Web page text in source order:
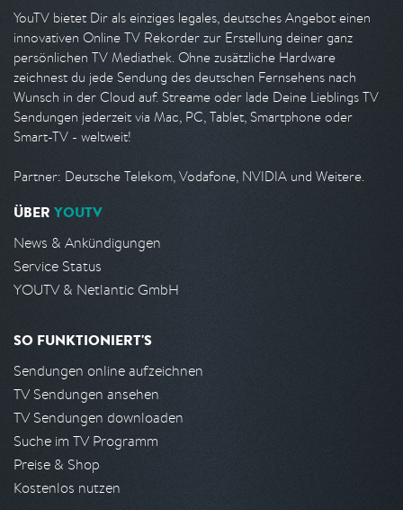
YouTV bietet Dir als einziges legales, deutsches Angebot einen
innovativen Online TV Rekorder zur Erstellung deiner ganz
persönlichen TV Mediathek. Ohne zusätzliche Hardware
zeichnest du jede Sendung des deutschen Fernsehens nach
Wunsch in der Cloud auf. Streame oder lade Deine Lieblings TV
Sendungen jederzeit via Mac, PC, Tablet, Smartphone oder
Smart-TV - weltweit!
Partner: Deutsche Telekom, Vodafone, NVIDIA und Weitere.
ÜBER YOUTV
News & Ankündigungen
Service Status
YOUTV & Netlantic GmbH
SO FUNKTIONIERT'S
Sendungen online aufzeichnen
TV Sendungen ansehen
TV Sendungen downloaden
Suche im TV Programm
Preise & Shop
Kostenlos nutzen